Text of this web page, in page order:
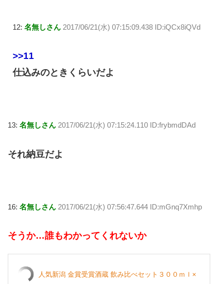
12: 名無しさん 2017/06/21(水) 07:15:09.438 ID:iQCx8iQVd
>>11
仕込みのときくらいだよ
13: 名無しさん 2017/06/21(水) 07:15:24.110 ID:frybmdDAd
それ納豆だよ
16: 名無しさん 2017/06/21(水) 07:56:47.644 ID:mGnq7Xmhp
そうか…誰もわかってくれないか
人気新潟 金賞受賞酒蔵 飲み比べセット３００ｍｌ×